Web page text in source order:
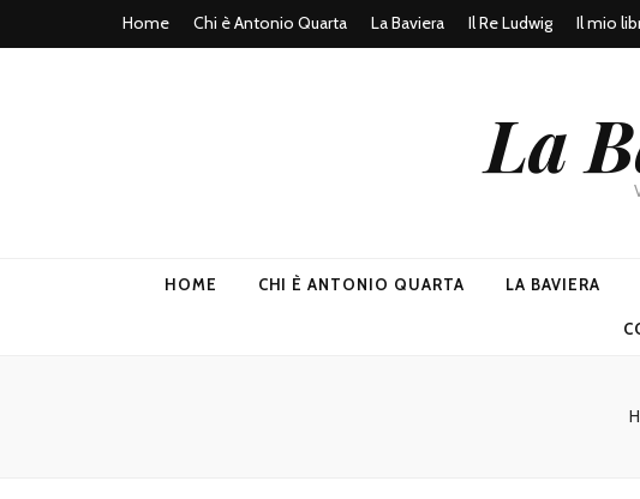
Home Chi è Antonio Quarta La Baviera Il Re Ludwig Il mio
La
HOME CHI È ANTONIO QUARTA LA BAVIERA